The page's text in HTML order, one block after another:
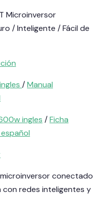
Microinversor
/ Inteligente / Fácil de
/Manual
ingles /Ficha
conectado
con redes inteligentes y